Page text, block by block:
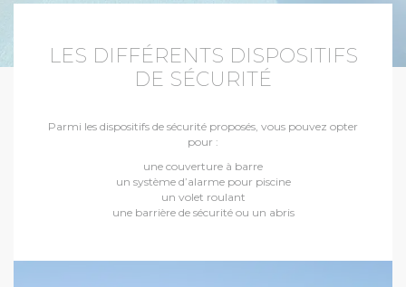
LES DIFFÉRENTS DISPOSITIFS
DE SÉCURITÉ
Parmi les dispositifs de sécurité proposés, vous pouvez opter
pour :
une couverture à barre
un système d’alarme pour piscine
un volet roulant
une barrière de sécurité ou un abris